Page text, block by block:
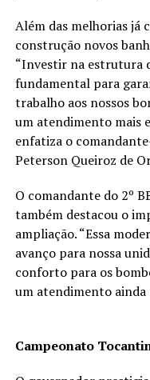
Além das melhorias já
construção novos
“Investir na estrutura
fundamental para
trabalho aos nossos
um atendimento mais
enfatiza o
Peterson Queiroz de
O comandante do 2º
também destacou o
ampliação. “Essa
avanço para nossa
conforto para os
um atendimento ainda
Campeonato